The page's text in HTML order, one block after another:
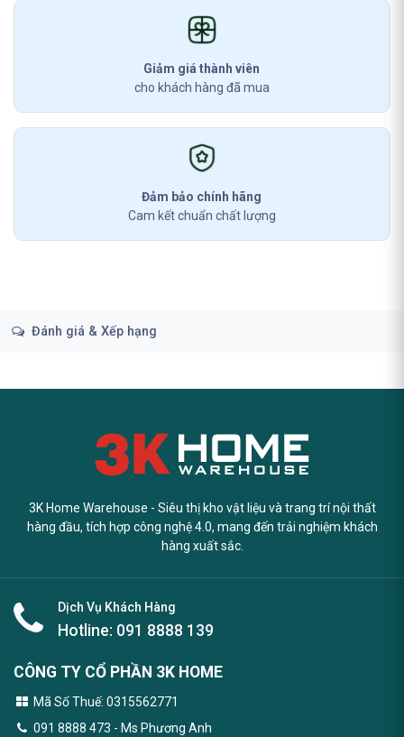
Giảm giá thành viên
cho khách hàng đã mua
Đảm bảo chính hãng
Cam kết chuẩn chất lượng
Đánh giá & Xếp hạng
3K Home Warehouse - Siêu thị kho vật liệu và trang trí nội thất
hàng đầu, tích hợp công nghệ 4.0, mang đến trải nghiệm khách
hàng xuất sắc.
Dịch Vụ Khách Hàng
Hotline: 091 8888 139
CÔNG TY CỔ PHẦN 3K HOME
Mã Số Thuế: 0315562771
091 8888 473 - Ms Phương Anh